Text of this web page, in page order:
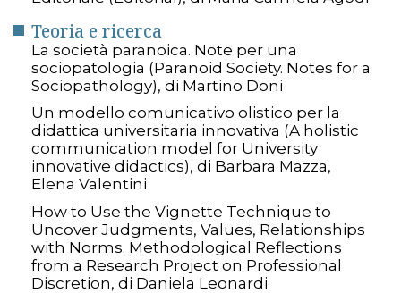
Teoria e ricerca
La società paranoica. Note per una
sociopatologia (Paranoid Society. Notes for a
Sociopathology), di Martino Doni
Un modello comunicativo olistico per la
didattica universitaria innovativa (A holistic
communication model for University
innovative didactics), di Barbara Mazza,
Elena Valentini
How to Use the Vignette Technique to
Uncover Judgments, Values, Relationships
with Norms. Methodological Reflections
from a Research Project on Professional
Discretion, di Daniela Leonardi